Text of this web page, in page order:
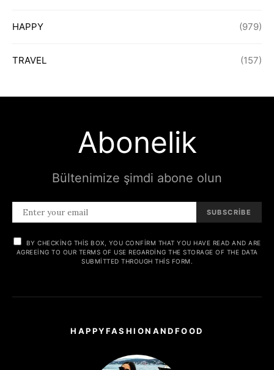
HAPPY (979)
TRAVEL (157)
Abonelik
Bültenimize şimdi abone olun
SUBSCRIBE
BY CHECKING THIS BOX, YOU CONFIRM THAT YOU HAVE READ AND ARE
AGREEING TO OUR TERMS OF USE REGARDING THE STORAGE OF THE DATA
SUBMITTED THROUGH THIS FORM.
HAPPYFASHIONANDFOOD